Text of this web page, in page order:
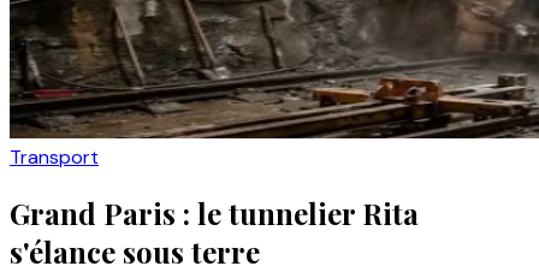
Transport
Grand Paris : le tunnelier Rita
s'élance sous terre